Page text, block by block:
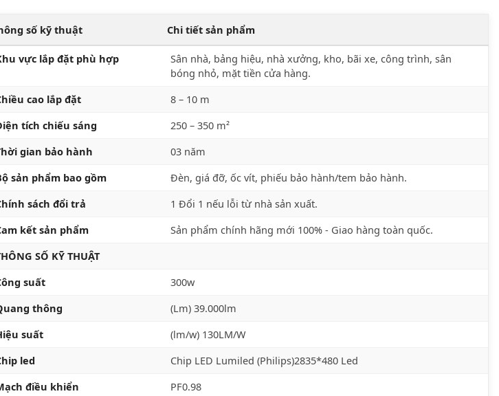
số kỹ thuật Chi tiết sản phẩm
vực lắp đặt phù hợp
Sân nhà, bảng hiệu, nhà xưởng, kho, bãi xe, công trình, sân
bóng nhỏ, mặt tiền cửa hàng.
cao lắp đặt
8 – 10 m
tích chiếu sáng
250 – 350 m²
gian bảo hành
03 năm
sản phẩm bao gồm
Đèn, giá đỡ, ốc vít, phiếu bảo hành/tem bảo hành.
sách đổi trả
1 Đổi 1 nếu lỗi từ nhà sản xuất.
kết sản phẩm
Sản phẩm chính hãng mới 100% - Giao hàng toàn quốc.
SỐ KỸ THUẬT
suất
300w
thông
(Lm) 39.000lm
suất
(lm/w) 130LM/W
led
Chip LED Lumiled (Philips)2835*480 Led
điều khiển
PF0.98